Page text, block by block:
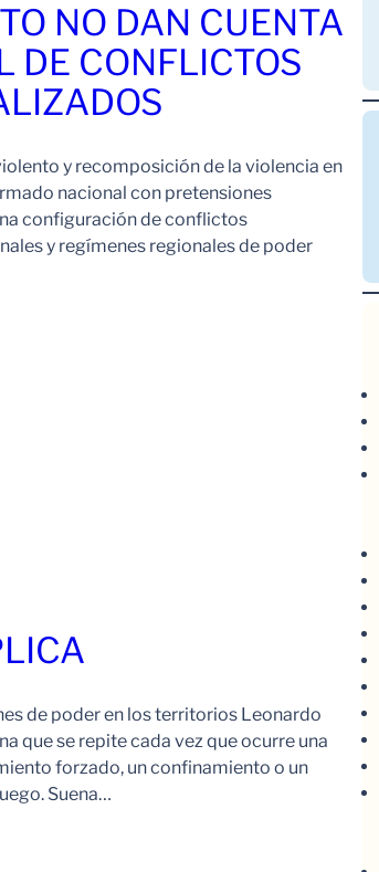
NO DAN CUENTA
DE CONFLICTOS
y recomposición de la violencia en
nacional con pretensiones
configuración de conflictos
y regímenes regionales de poder
de poder en los territorios Leonardo
que se repite cada vez que ocurre una
forzado, un confinamiento o un
Suena…